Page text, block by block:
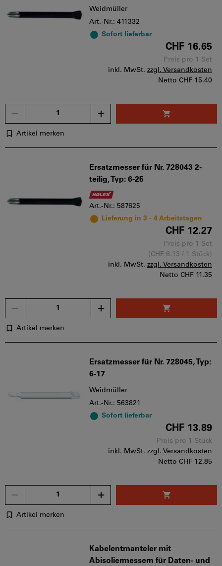
Weidmüller
Art.-Nr.: 411332
Sofort lieferbar
CHF 16.65
Preis pro 1 Set
inkl. MwSt. zzgl. Versandkosten
Netto CHF 15.40
Artikel merken
Ersatzmesser für Nr. 728043 2-
teilig, Typ: 6-25
Art.-Nr.: 587625
Lieferung in 3 - 4 Arbeitstagen
CHF 12.27
Preis pro 1 Set
(CHF 6.13 / 1 Stück)
inkl. MwSt. zzgl. Versandkosten
Netto CHF 11.35
Artikel merken
Ersatzmesser für Nr. 728045, Typ:
6-17
Weidmüller
Art.-Nr.: 563821
Sofort lieferbar
CHF 13.89
Preis pro 1 Stück
inkl. MwSt. zzgl. Versandkosten
Netto CHF 12.85
Artikel merken
Kabelentmanteler mit
Abisoliermessern für Daten- und